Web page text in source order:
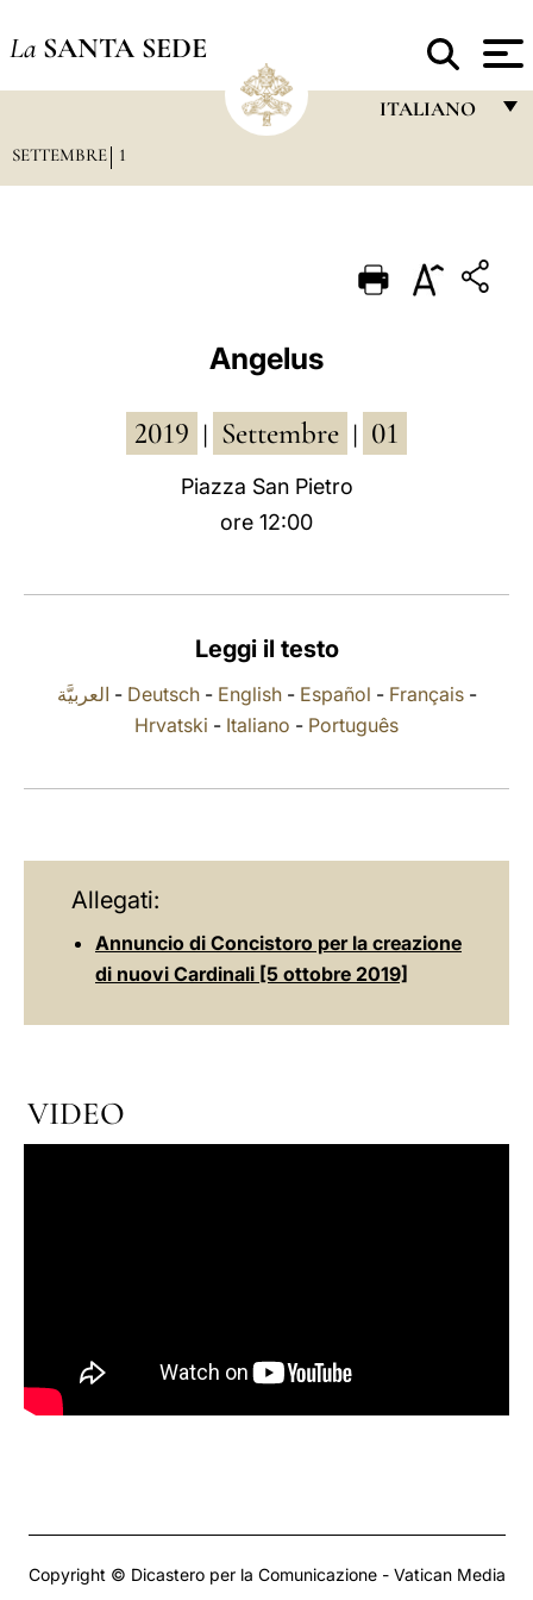
La SANTA SEDE
ITALIANO
PORTUGUÊS
POLSKI
SETTEMBRE 1
Angelus
2019 Settembre 01
Piazza San Pietro
ore 12:00
Leggi il testo
العربيَّة - Deutsch- English- Español - Français-
Hrvatski - Italiano - Português
Allegati:
Annuncio di Concistoro per la creazione
di nuovi Cardinali [5 ottobre 2019]
VIDEO
Copyright © Dicastero per la Comunicazione - Vatican Media